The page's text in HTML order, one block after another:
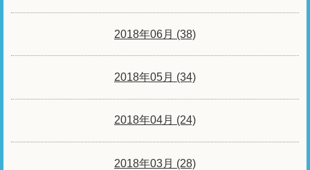
2018年06月 (38)
2018年05月 (34)
2018年04月 (24)
2018年03月 (28)